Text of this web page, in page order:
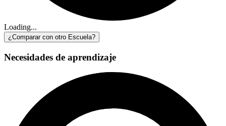
Loading...
¿Comparar con otro Escuela?
Necesidades de aprendizaje